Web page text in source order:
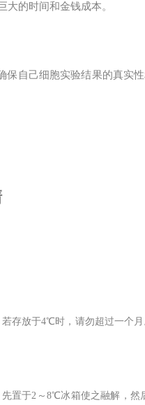
的时间和金钱成本。
保自己细胞实验结果的真实
存放于4℃时，请勿超过一个
置于2～8℃冰箱使之融解，